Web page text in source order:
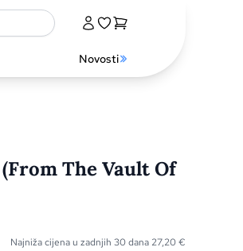
Novosti
The Vault Of
Najniža cijena u zadnjih 30 dana 27,20€